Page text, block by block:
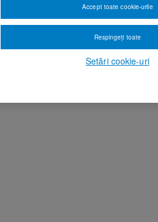
Setări cookie-uri
Respingeți toate
Accept toate cookie-urile